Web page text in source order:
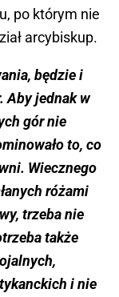
po którym nie
arcybiskup.
będzie i
Aby jednak w
gór nie
to, co
Wiecznego
różami
trzeba nie
także
i nie